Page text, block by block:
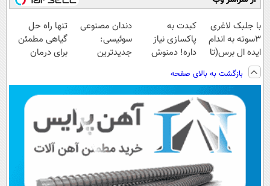
با جلبک لاغری
3سوته به اندام
ایده ال برس(تا
امشب تخفیف
ویژه)
کبدت به
پاکسازی نیاز
داره! دمنوش
کبد55%تخفیف
دندان مصنوعی
سوئیسی:
جدیدترین
پرداخت قسطی
تنها راه حل
گیاهی مطمئن
برای درمان
بازگشت به بالای صفحه